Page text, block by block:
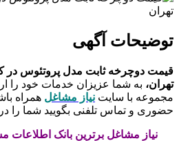
توضیحات آگهی
قیمت دوچرخه ثابت مدل پروتئوس در
تهران، به شما عزیزان خدمات خود را
مجموعه با سایت نیاز مشاغلهمراه
حضوری و تماس تلفنی بگویید شما را در
نیاز مشاغل برترین بانک